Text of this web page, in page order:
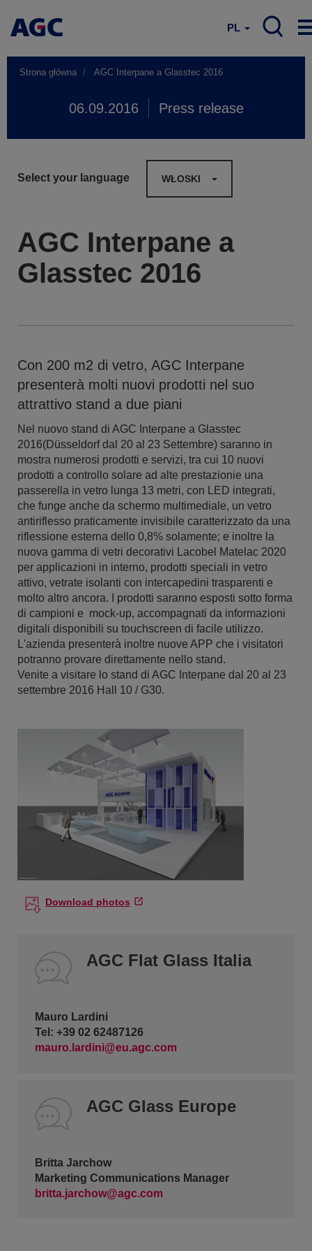
PL
Strona główna AGC Interpane a Glasstec 2016
06.09.2016 Press release
Select your language WŁOSKI
AGC Interpane a
Glasstec 2016
Con 200 m2 di vetro, AGC Interpane
presenterà molti nuovi prodotti nel suo
attrattivo stand a due piani
Nel nuovo stand di AGC Interpane a Glasstec
2016(Düsseldorf dal 20 al 23 Settembre) saranno in
mostra numerosi prodotti e servizi, tra cui 10 nuovi
prodotti a controllo solare ad alte prestazionie una
passerella in vetro lunga 13 metri, con LED integrati,
che funge anche da schermo multimediale, un vetro
antiriflesso praticamente invisibile caratterizzato da una
riflessione esterna dello 0,8% solamente; e inoltre la
nuova gamma di vetri decorativi Lacobel Matelac 2020
per applicazioni in interno, prodotti speciali in vetro
attivo, vetrate isolanti con intercapedini trasparenti e
molto altro ancora. I prodotti saranno esposti sotto forma
di campioni e mock-up, accompagnati da informazioni
digitali disponibili su touchscreen di facile utilizzo.
L'azienda presenterà inoltre nuove APP che i visitatori
potranno provare direttamente nello stand.
Venite a visitare lo stand di AGC Interpane dal 20 al 23
settembre 2016 Hall 10 / G30.
Download photos
AGC Flat Glass Italia
Mauro Lardini
Tel: +39 02 62487126
mauro.lardini@eu.agc.com
AGC Glass Europe
Britta Jarchow
Marketing Communications Manager
britta.jarchow@agc.com